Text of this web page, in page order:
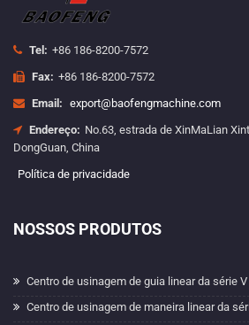
Tel: +86 186-8200-7572
Fax: +86 186-8200-7572
Email: export@baofengmachine.com
Endereço: No.63, estrada de XinMaLian
DongGuan, China
Política de privacidade
NOSSOS PRODUTOS
Centro de usinagem de guia linear da série V
Centro de usinagem de maneira linear da